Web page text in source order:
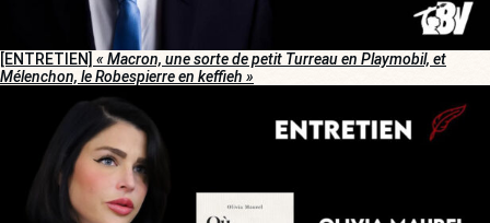
[ENTRETIEN] « Macron, une sorte de petit Turreau en Playmobil, et
Mélenchon, le Robespierre en keffieh »